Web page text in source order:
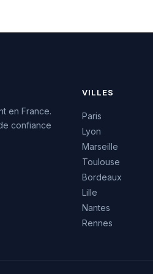
des prestations
en France.
confiance
VILLES
Paris
Lyon
Marseille
Toulouse
Bordeaux
Lille
Nantes
Rennes